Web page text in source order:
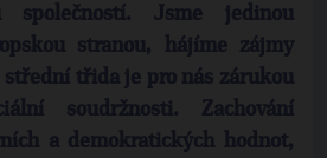
Jsme jedinou
stranou, hájíme zájmy
třida je pro nás zárukou
soudržnosti. Zachování
a demokratických hodnot,